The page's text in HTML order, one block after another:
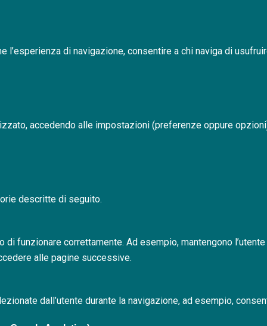
di navigazione, consentire a chi naviga di
accedendo alle impostazioni (preferenze oppure
descritte di seguito.
funzionare correttamente. Ad esempio, mantengono
alle pagine successive.
dall’utente durante la navigazione, ad esempio,